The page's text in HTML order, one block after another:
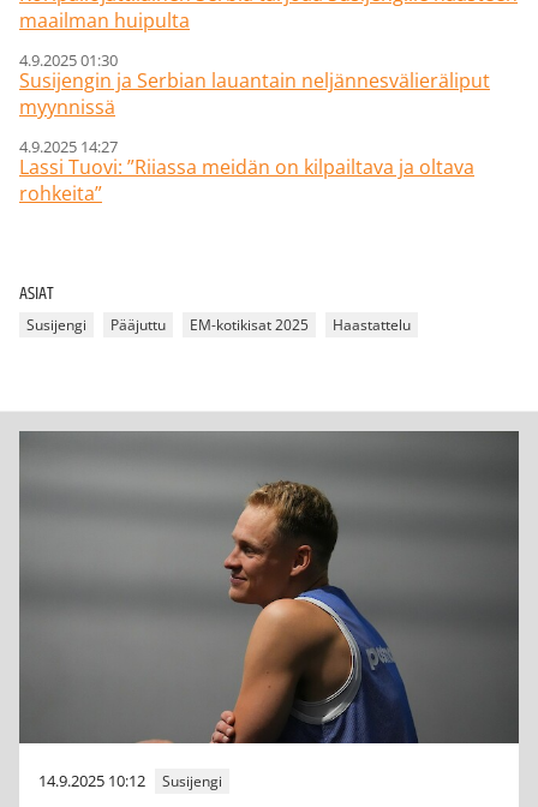
maailman huipulta
4.9.2025 01:30
Susijengin ja Serbian lauantain neljännesvälieräliput
myynnissä
4.9.2025 14:27
Lassi Tuovi: ”Riiassa meidän on kilpailtava ja oltava
rohkeita”
ASIAT
Susijengi Pääjuttu EM-kotikisat 2025 Haastattelu
14.9.2025 10:12 Susijengi